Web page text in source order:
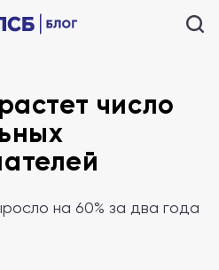
число
на 60% за два года